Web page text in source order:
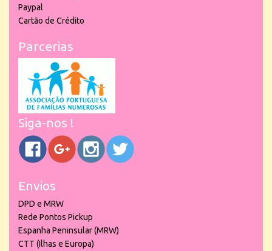
Paypal
Cartão de Crédito
Parcerias
Siga-nos !
Envios
DPD e MRW
Rede Pontos Pickup
Espanha Peninsular (MRW)
CTT (Ilhas e Europa)